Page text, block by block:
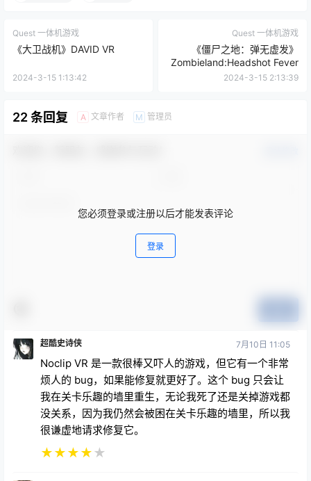
Quest 一体机游戏
《大卫战机》DAVID VR
2024-3-15 1:13:42
Quest 一体机游戏
《僵尸之地：弹无虚发》
Zombieland:Headshot Fever
2024-3-15 2:13:39
22 条回复 A 文章作者 M 管理员
您必须登录或注册以后才能发表评论
登录
超酷史诗侠 7月10日 11:05
Noclip VR 是一款很棒又吓人的游戏，但它有一个非常
烦人的 bug，如果能修复就更好了。这个 bug 只会让
我在关卡乐趣的墙里重生，无论我死了还是关掉游戏都
没关系，因为我仍然会被困在关卡乐趣的墙里，所以我
很谦虚地请求修复它。
★★★★★